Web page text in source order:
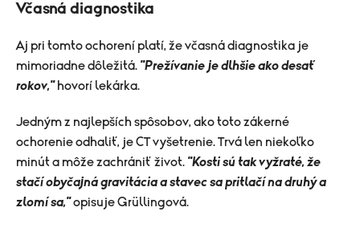
Včasná diagnostika
Aj pri tomto ochorení platí, že včasná diagnostika je
mimoriadne dôležitá. "Prežívanie je dlhšie ako desať
rokov,"hovorí lekárka.
Jedným z najlepších spôsobov, ako toto zákerné
ochorenie odhaliť, je CT vyšetrenie. Trvá len niekoľko
minút a môže zachrániť život. "Kosti sú tak vyžraté, že
stačí obyčajná gravitácia a stavec sa pritlačí na druhý a
zlomí sa,"opisuje Grüllingová.